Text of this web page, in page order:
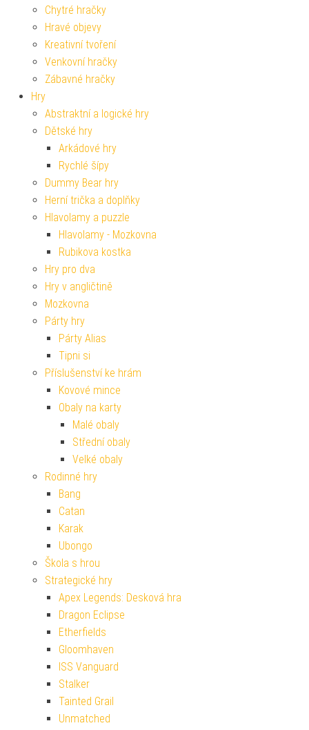
Chytré hračky
Hravé objevy
Kreativní tvoření
Venkovní hračky
Zábavné hračky
Hry
Abstraktní a logické hry
Dětské hry
Arkádové hry
Rychlé šípy
Dummy Bear hry
Herní trička a doplňky
Hlavolamy a puzzle
Hlavolamy - Mozkovna
Rubikova kostka
Hry pro dva
Hry v angličtině
Mozkovna
Párty hry
Párty Alias
Tipni si
Příslušenství ke hrám
Kovové mince
Obaly na karty
Malé obaly
Střední obaly
Velké obaly
Rodinné hry
Bang
Catan
Karak
Ubongo
Škola s hrou
Strategické hry
Apex Legends: Desková hra
Dragon Eclipse
Etherfields
Gloomhaven
ISS Vanguard
Stalker
Tainted Grail
Unmatched